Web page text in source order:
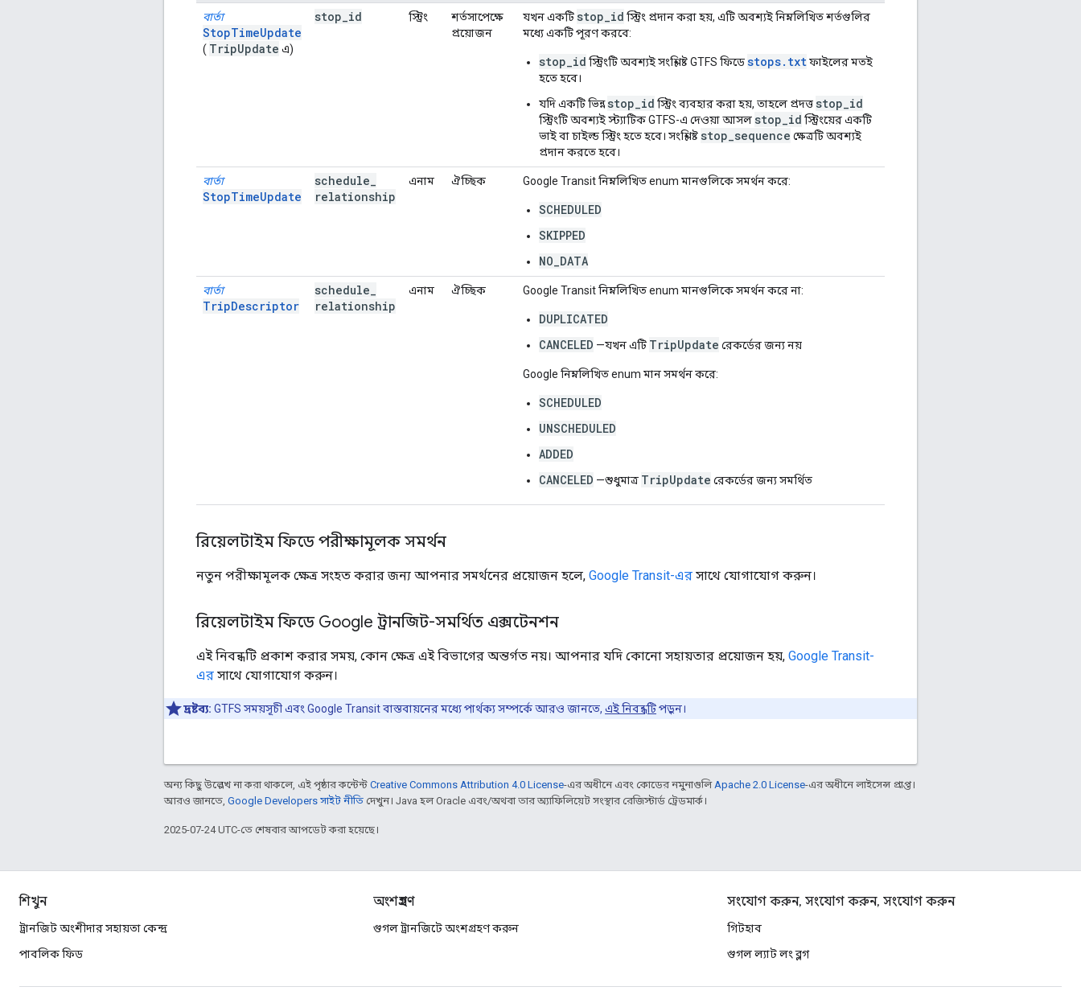
বার্তা
StopTimeUpdate
( TripUpdate এ)
stop id স্ট্রিং
শর্তসাপেক্ষে
প্রয়োজন
যখন একটি stop_id স্ট্রিং প্রদান করা হয়, এটি অবশ্যই নিম্নলিখিত শর্তগুলির
মধ্যে একটি পূরণ করবে:
stop_id স্ট্রিংটি অবশ্যই সংশ্লিষ্ট GTFS ফিডেstops.txtফাইলের মতই
হতে হবে।
যদি একটি ভিন্নstop_id স্ট্রিং ব্যবহার করা হয়, তাহলে প্রদত্ত stop_id
স্ট্রিংটি অবশ্যই স্ট্যাটিক GTFS-এ দেওয়া আসল stop_id স্ট্রিংয়ের একটি
ভাই বা চাইল্ড স্ট্রিং হতে হবে। সংশ্লিষ্ট stop_sequence ক্ষেত্রটি অবশ্যই
প্রদান করতে হবে।
বার্তা
StopTimeUpdate
schedule
relationship
এনাম ঐচ্ছিক Google Transit নিম্নলিখিত enum মানগুলিকে সমর্থন করে:
SCHEDULED
SKIPPED
NO_DATA
বার্তা
TripDescriptor
schedule
relationship
এনাম ঐচ্ছিক Google Transit নিম্নলিখিত enum মানগুলিকে সমর্থন করে না:
DUPLICATED
CANCELED —যখন এটি TripUpdate রেকর্ডের জন্য নয়
Google নিম্নলিখিত enum মান সমর্থন করে:
SCHEDULED
UNSCHEDULED
ADDED
CANCELED —শুধুমাত্র TripUpdate রেকর্ডের জন্য সমর্থিত
রিয়েলটাইম ফিডে পরীক্ষামূলক সমর্থন
নতুন পরীক্ষামূলক ক্ষেত্র সংহত করার জন্য আপনার সমর্থনের প্রয়োজন হলে, Google Transit-এর সাথে যোগাযোগ করুন।
রিয়েলটাইম ফিডে Google ট্রানজিট-সমর্থিত এক্সটেনশন
এই নিবন্ধটি প্রকাশ করার সময়, কোন ক্ষেত্র এই বিভাগের অন্তর্গত নয়। আপনার যদি কোনো সহায়তার প্রয়োজন হয়, Google Transit-
এর সাথে যোগাযোগ করুন।
দ্রষ্টব্য: GTFS সময়সূচী এবং Google Transit বাস্তবায়নের মধ্যে পার্থক্য সম্পর্কে আরও জানতে, এই নিবন্ধটিপড়ুন।
অন্য কিছু উল্লেখ না করা থাকলে, এই পৃষ্ঠার কন্টেন্ট Creative Commons Attribution 4.0 License-এর অধীনে এবং কোডের নমুনাগুলি Apache 2.0 License-এর অধীনে লাইসেন্স প্রাপ্ত।
আরও জানতে, Google Developers সাইট নীতি দেখুন। Java হল Oracle এবং/অথবা তার অ্যাফিলিয়েট সংস্থার রেজিস্টার্ড ট্রেডমার্ক।
2025-07-24 UTC-তে শেষবার আপডেট করা হয়েছে।
শিখুন
ট্রানজিট অংশীদার সহায়তা কেন্দ্র
পাবলিক ফিড
অংশগ্রহণ
গুগল ট্রানজিটে অংশগ্রহণ করুন
সংযোগ করুন, সংযোগ করুন, সংযোগ করুন
গিটহাব
গুগল ল্যাট লং ব্লগ